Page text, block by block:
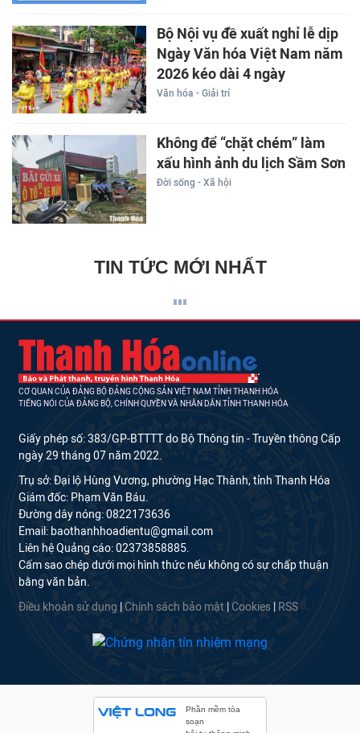
Bộ Nội vụ đề xuất nghỉ lễ dịp
Ngày Văn hóa Việt Nam năm
2026 kéo dài 4 ngày
Văn hóa - Giải trí
Không để “chặt chém” làm
xấu hình ảnh du lịch Sầm Sơn
Đời sống - Xã hội
TIN TỨC MỚI NHẤT
CƠ QUAN CỦA ĐẢNG BỘ ĐẢNG CỘNG SẢN VIỆT NAM TỈNH THANH HÓA
TIẾNG NÓI CỦA ĐẢNG BỘ, CHÍNH QUYỀN VÀ NHÂN DÂN TỈNH THANH HÓA
Giấy phép số: 383/GP-BTTTT do Bộ Thông tin - Truyền thông Cấp
ngày 29 tháng 07 năm 2022.
Trụ sở: Đại lộ Hùng Vương, phường Hạc Thành, tỉnh Thanh Hóa
Giám đốc: Phạm Văn Báu.
Đường dây nóng: 0822173636
Email: baothanhhoadientu@gmail.com
Liên hệ Quảng cáo: 02373858885.
Cấm sao chép dưới mọi hình thức nếu không có sự chấp thuận
bằng văn bản.
Điều khoản sử dụng Chính sách bảo mật Cookies RSS
Phần mềm tòa
soạn